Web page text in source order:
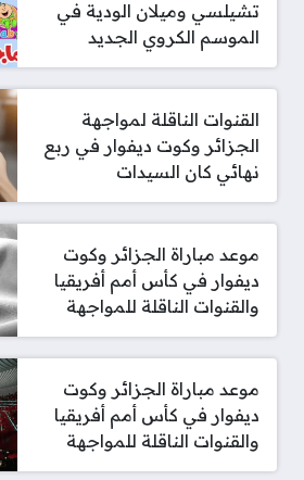
تشيلسي وميلان الودية في
الموسم الكروي الجديد
القنوات الناقلة لمواجهة
الجزائر وكوت ديفوار في ربع
نهائي كان السيدات
موعد مباراة الجزائر وكوت
ديفوار في كأس أمم أفريقيا
والقنوات الناقلة للمواجهة
موعد مباراة الجزائر وكوت
ديفوار في كأس أمم أفريقيا
والقنوات الناقلة للمواجهة